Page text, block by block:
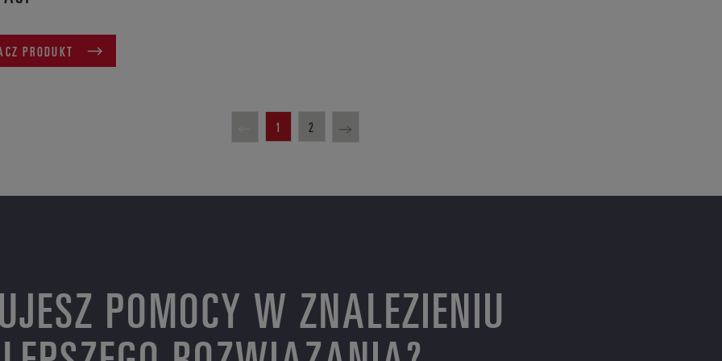
PRODUKT
1 2
POMOCY W ZNALEZIENIU